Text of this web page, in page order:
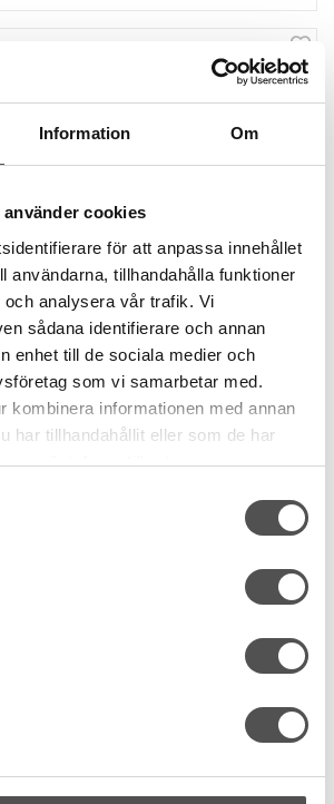
Information Om
cookies
för att anpassa innehållet
användarna, tillhandahålla funktioner
analysera vår trafik. Vi
sådana identifierare och annan
enhet till de sociala medier och
som vi samarbetar med.
kombinera informationen med annan
har tillhandahållit eller som de har
använt deras tjänster.
5/0-1/0
Finns i lager